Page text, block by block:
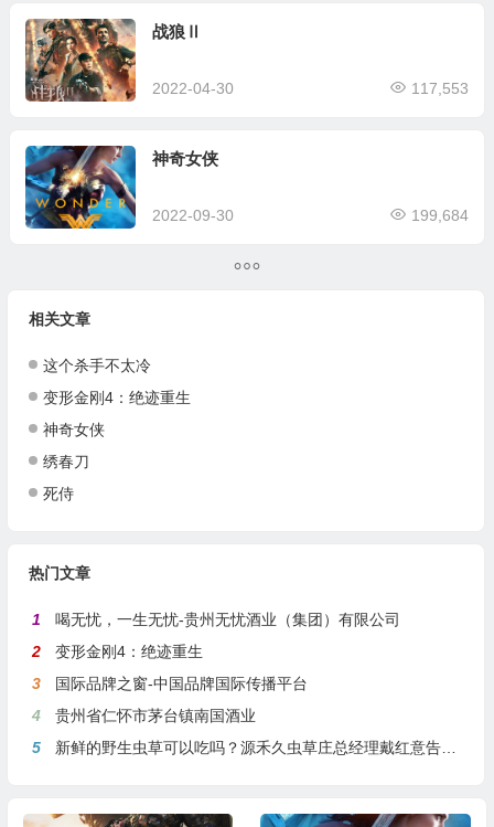
战狼Ⅱ
2022-04-30 117,553
神奇女侠
2022-09-30 199,684
相关文章
这个杀手不太冷
变形金刚4：绝迹重生
神奇女侠
绣春刀
死侍
热门文章
1
喝无忧，一生无忧-贵州无忧酒业（集团）有限公司
2
变形金刚4：绝迹重生
3
国际品牌之窗-中国品牌国际传播平台
4
贵州省仁怀市茅台镇南国酒业
5
新鲜的野生虫草可以吃吗？源禾久虫草庄总经理戴红意告诉你